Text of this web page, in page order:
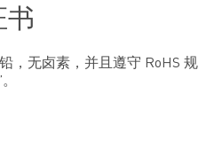
书
，无卤素，并且遵守 RoHS 规